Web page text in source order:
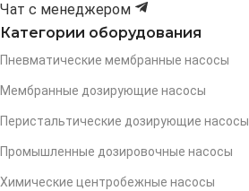
Чат с менеджером
Категории оборудования
Пневматические мембранные насосы
Мембранные дозирующие насосы
Перистальтические дозирующие насосы
Промышленные дозировочные насосы
Химические центробежные насосы